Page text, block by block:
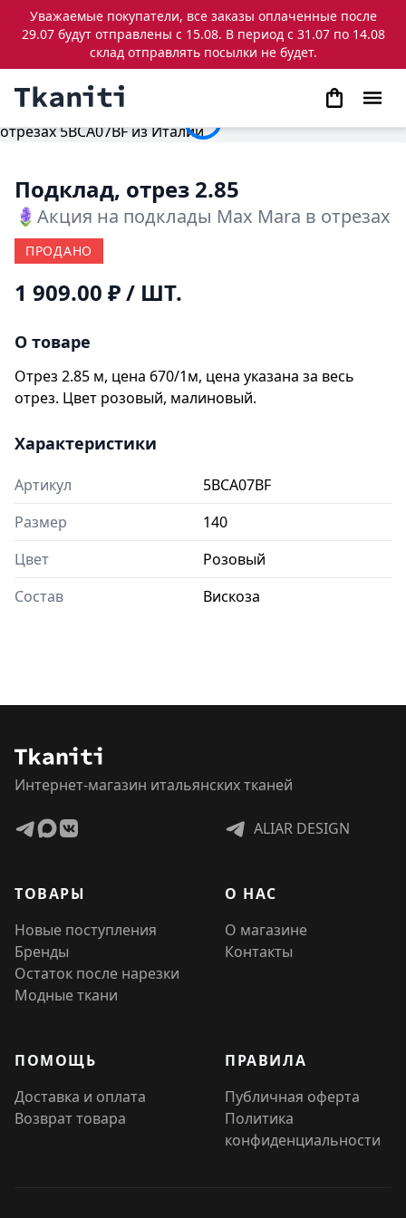
Уважаемые покупатели, все заказы оплаченные после
29.07 будут отправлены с 15.08. В период с 31.07 по 14.08
склад отправлять посылки не будет.
Подклад, отрез 2.85
🪻Акция на подклады Max Mara в отрезах
ПРОДАНО
1 909.00 ₽/ ШТ.
О товаре
Отрез 2.85 м, цена 670/1м, цена указана за весь
отрез. Цвет розовый, малиновый.
Характеристики
Артикул
5BCA07BF
Размер
140
Цвет
Розовый
Состав
Вискоза
Интернет-магазин итальянских тканей
ALIAR DESIGN
ТОВАРЫ
Новые поступления
Бренды
Остаток после нарезки
Модные ткани
О НАС
О магазине
Контакты
ПОМОЩЬ
Доставка и оплата
Возврат товара
ПРАВИЛА
Публичная оферта
Политика
конфиденциальности